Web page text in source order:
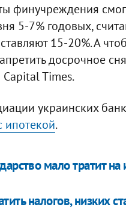
финучреждения
5‑7% годовых,
15-20%. А
досрочное
Times.
украинских
ипотекой.
мало тратит на
налогов, низких